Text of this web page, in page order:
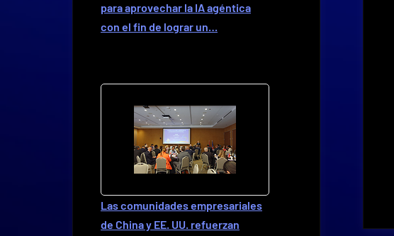
para aprovechar la IA agéntica
con el fin de lograr un…
Las comunidades empresariales
de China y EE. UU. refuerzan